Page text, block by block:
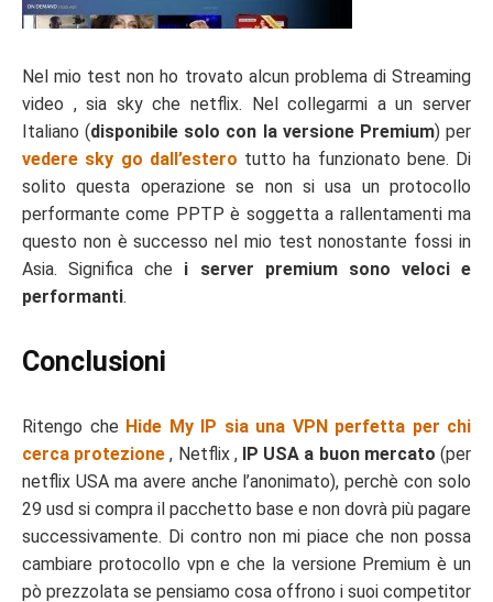
Nel mio test non ho trovato alcun problema di Streaming
video , sia sky che netflix. Nel collegarmi a un server
Italiano (disponibile solo con la versione Premium) per
vedere sky go dall’estero tutto ha funzionato bene. Di
solito questa operazione se non si usa un protocollo
performante come PPTP è soggetta a rallentamenti ma
questo non è successo nel mio test nonostante fossi in
Asia. Significa che i server premium sono veloci e
performanti.
Conclusioni
Ritengo che Hide My IP sia una VPN perfetta per chi
cerca protezione, Netflix , IP USA a buon mercato (per
netflix USA ma avere anche l’anonimato), perchè con solo
29 usd si compra il pacchetto base e non dovrà più pagare
successivamente. Di contro non mi piace che non possa
cambiare protocollo vpn e che la versione Premium è un
pò prezzolata se pensiamo cosa offrono i suoi competitor